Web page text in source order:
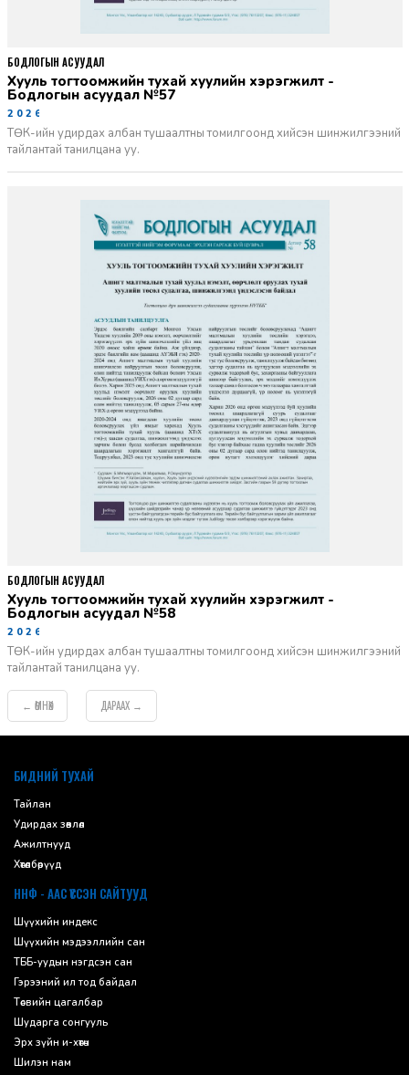
Хууль тогтоомжийн тухай хуулийн хэрэгжилт -
Бодлогын асуудал №57
2026-06-02
ТӨК-ийн удирдах албан тушаалтны томилгоонд хийсэн шинжилгээний
тайлантай танилцана уу.
БОДЛОГЫН АСУУДАЛ
Хууль тогтоомжийн тухай хуулийн хэрэгжилт -
Бодлогын асуудал №58
2026-06-02
ТӨК-ийн удирдах албан тушаалтны томилгоонд хийсэн шинжилгээний
тайлантай танилцана уу.
БОДЛОГЫН АСУУДАЛ
← ӨМНӨХ ДАРААХ →
БИДНИЙ ТУХАЙ
Тайлан
Удирдах зөвлөл
Ажилтнууд
Хөтөлбөрүүд
ННФ - ААС ҮҮССЭН САЙТУУД
Шүүхийн индекс
Шүүхийн мэдээллийн сан
ТББ-уудын нэгдсэн сан
Гэрээний ил тод байдал
Төсвийн цагалбар
Шударга сонгууль
Эрх зүйн и-хөтөч
Шилэн нам